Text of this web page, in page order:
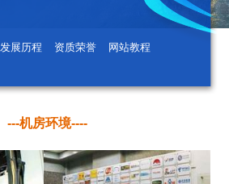
发展历程 资质荣誉
网站教程
---机房环境----